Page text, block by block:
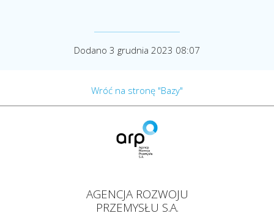
Dodano 3 grudnia 2023 08:07
Wróć na stronę "Bazy"
AGENCJA ROZWOJU
PRZEMYSŁU S.A.